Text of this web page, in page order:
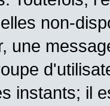
non-
une
instants; il